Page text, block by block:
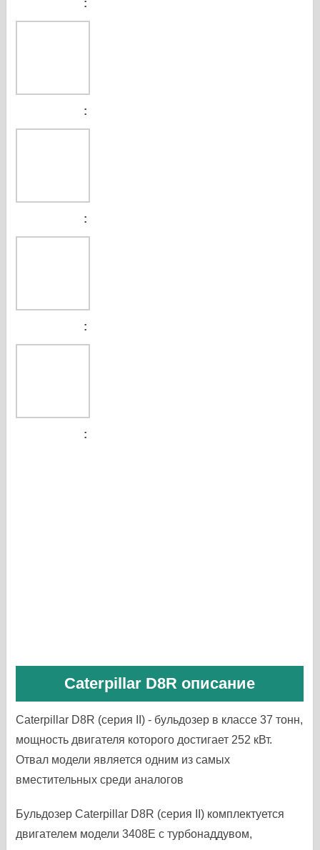
Caterpillar D8R описание
Caterpillar D8R (серия II) - бульдозер в классе 37 тонн,
мощность двигателя которого достигает 252 кВт.
Отвал модели является одним из самых
вместительных среди аналогов
Бульдозер Caterpillar D8R (серия II) комплектуется
двигателем модели 3408E с турбонаддувом,